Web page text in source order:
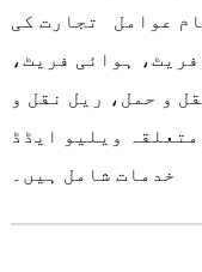
عوامل تجارت کی
ہوائی فریٹ،
و حمل، ریل نقل و
ویلیو ایڈڈ
خدمات شامل ہیں۔